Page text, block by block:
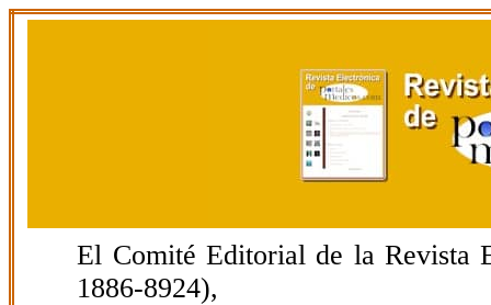
El Comité Editorial de la Revista
1886-8924),